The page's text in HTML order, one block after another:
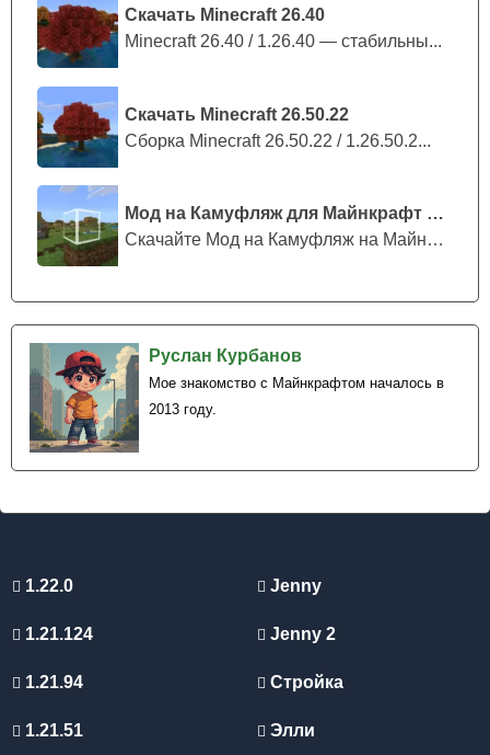
Скачать Minecraft 26.40
Minecraft 26.40 / 1.26.40 — стабильны...
Скачать Minecraft 26.50.22
Сборка Minecraft 26.50.22 / 1.26.50.2...
Мод на Камуфляж для Майнкрафт ПЕ
Скачайте Мод на Камуфляж на Майнкрафт...
Руслан Курбанов
Мое знакомство с Майнкрафтом началось в
2013 году.
1.22.0
1.21.124
1.21.94
1.21.51
Jenny
Jenny 2
Стройка
Элли